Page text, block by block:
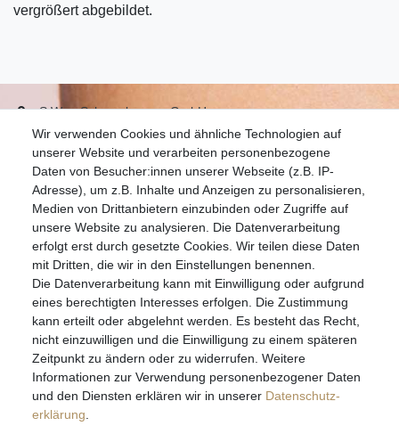
vergrößert abgebildet.
Wir verwenden Cookies und ähnliche Technologien auf
unserer Website und verarbeiten personenbezogene
Daten von Besucher:innen unserer Webseite (z.B. IP-
Adresse), um z.B. Inhalte und Anzeigen zu personalisieren,
Medien von Drittanbietern einzubinden oder Zugriffe auf
unsere Website zu analysieren. Die Datenverarbeitung
erfolgt erst durch gesetzte Cookies. Wir teilen diese Daten
mit Dritten, die wir in den Einstellungen benennen.
Die Datenverarbeitung kann mit Einwilligung oder aufgrund
eines berechtigten Interesses erfolgen. Die Zustimmung
kann erteilt oder abgelehnt werden. Es besteht das Recht,
nicht einzuwilligen und die Einwilligung zu einem späteren
Zeitpunkt zu ändern oder zu widerrufen. Weitere
Informationen zur Verwendung personenbezogener Daten
und den Diensten erklären wir in unserer Daten­schutz­
erklärung
S.W.w. Schmuckwaren GmbH
07051-9608828
info@schmuckador.de
Montag bis Freitag 8.30 – 12.00 Uhr und 13.30 bis 17.30 Uhr
Widerrufs­recht Widerrufs­formular Impressum
Daten­schutz­erklärung AGB
E-MAIL **
Hiermit bestätige ich, dass ich die